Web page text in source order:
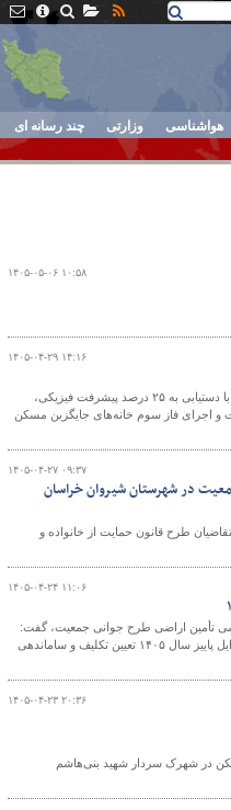
هواشناسی وزارتی چند رسانه ای
۱۴۰۵-۰۵-۰۶ ۱۰:۵۸
۱۴۰۵-۰۴-۲۹ ۱۴:۱۶
روند اجرای عملیات آماده‌سازی سایت ۵۵ هکتاری سوکان سمنان شتاب گرفته و این پروژه با دستیابی به ۲۵ درصد پیشرفت فیزیکی،
به ۳۸۴ مشمول طرح جوانی جمعیت و اجرای فاز سوم خانه‌های جایگزین مسکن
۱۴۰۵-۰۴-۲۷ ۰۹:۳۷
متقاضیان طرح جوانی جمعیت در شهرستان شیروان خراسان
شمالی از برگزاری آیین واگذاری زمین به ۵۰۸ خانواده متقاضیان طرح قانون حمایت از خانواده و
۱۴۰۵-۰۴-۲۴ ۱۱:۰۶
تأمین اراضی طرح جوانی جمعیت، گفت:
تمامی متقاضیان مشمول طرح جوانی جمعیت در محدوده تحت مدیریت این اداره‌کل، تا اوایل پاییز سال ۱۴۰۵ تعیین تکلیف و ساماندهی
۱۴۰۵-۰۴-۲۳ ۲۰:۳۶
طرح نهضت ملی مسکن در شهرک سردار شهید بنی‌هاشم